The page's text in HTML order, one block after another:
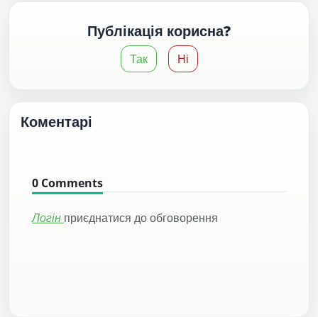
Публікація корисна?
Так Ні
Коментарі
0 Comments
Логін приєднатися до обговорення